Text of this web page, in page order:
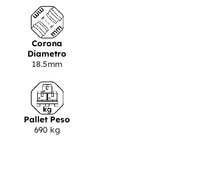
Corona
Diametro
18.5mm
Pallet Peso
690 kg